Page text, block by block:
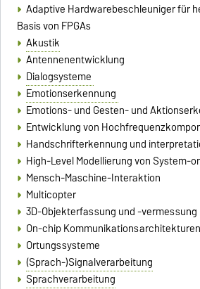
Adaptive Hardwarebeschleuniger für
Basis von FPGAs
Akustik
Antennenentwicklung
Dialogsysteme
Emotionserkennung
Emotions- und Gesten- und
Entwicklung von
Handschrifterkennung und
High-Level Modellierung von System-
Mensch-Maschine-Interaktion
Multicopter
3D-Objekterfassung und -vermessung
On-chip
Ortungssysteme
(Sprach-)Signalverarbeitung
Sprachverarbeitung